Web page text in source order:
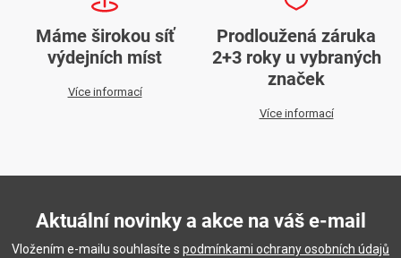
Máme širokou síť
výdejních míst
Více informací
Prodloužená záruka
2+3 roky u vybraných
značek
Více informací
Aktuální novinky a akce na váš e-mail
Vložením e-mailu souhlasíte s podmínkami ochrany osobních údajů